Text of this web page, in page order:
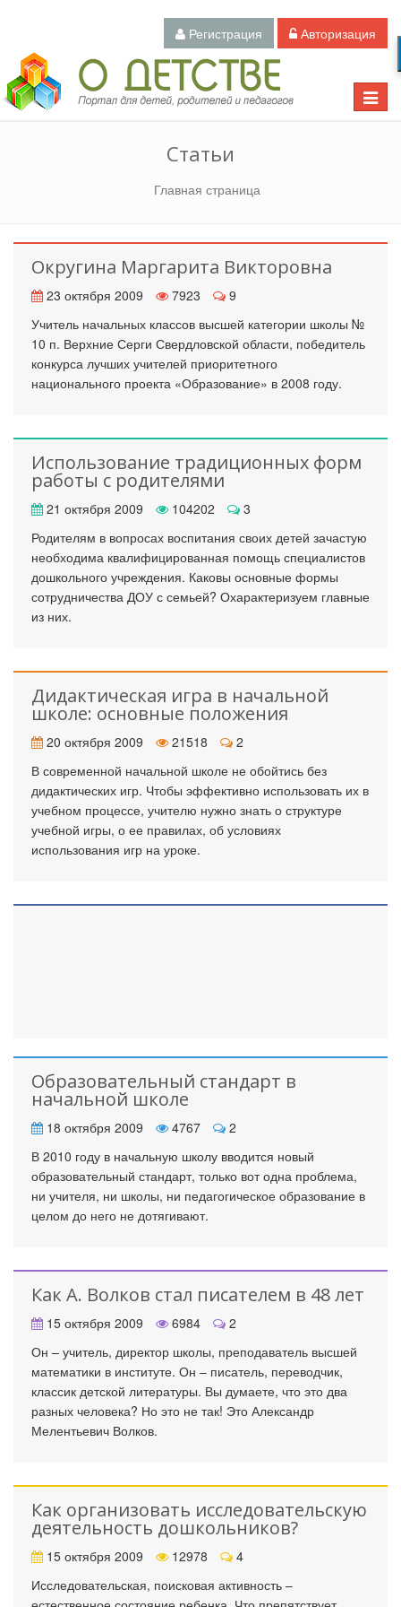
Регистрация Авторизация
Toggle
Педагогический портал «О детстве»
Статьи
Главная страница
Округина Маргарита Викторовна
23 октября 2009 7923
9
Учитель начальных классов высшей категории школы №
10 п. Верхние Серги Свердловской области, победитель
конкурса лучших учителей приоритетного
национального проекта «Образование» в 2008 году.
Использование традиционных форм
работы с родителями
21 октября 2009 104202
3
Родителям в вопросах воспитания своих детей зачастую
необходима квалифицированная помощь специалистов
дошкольного учреждения. Каковы основные формы
сотрудничества ДОУ с семьей? Охарактеризуем главные
из них.
Дидактическая игра в начальной
школе: основные положения
20 октября 2009 21518
2
В современной начальной школе не обойтись без
дидактических игр. Чтобы эффективно использовать их в
учебном процессе, учителю нужно знать о структуре
учебной игры, о ее правилах, об условиях
использования игр на уроке.
Образовательный стандарт в
начальной школе
18 октября 2009 4767
2
В 2010 году в начальную школу вводится новый
образовательный стандарт, только вот одна проблема,
ни учителя, ни школы, ни педагогическое образование в
целом до него не дотягивают.
Как А. Волков стал писателем в 48 лет
15 октября 2009 6984
2
Он – учитель, директор школы, преподаватель высшей
математики в институте. Он – писатель, переводчик,
классик детской литературы. Вы думаете, что это два
разных человека? Но это не так! Это Александр
Мелентьевич Волков.
Как организовать исследовательскую
деятельность дошкольников?
15 октября 2009 12978
4
Исследовательская, поисковая активность –